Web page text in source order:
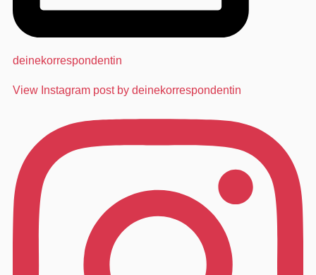
deinekorrespondentin
View Instagram post by deinekorrespondentin